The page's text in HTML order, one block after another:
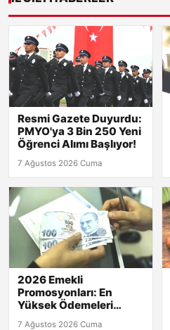
Resmi Gazete Duyurdu:
PMYO'ya 3 Bin 250 Yeni
Öğrenci Alımı Başlıyor!
7 Ağustos 2026 Cuma
2026 Emekli
Promosyonları: En
Yüksek Ödemeleri
Yapan Bankalar Neler?
7 Ağustos 2026 Cuma